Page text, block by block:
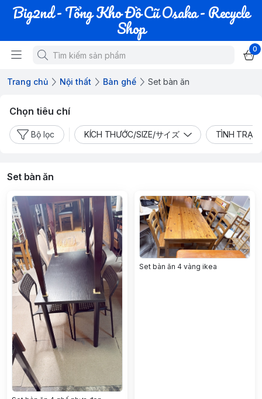
Big2nd - Tổng Kho Đồ Cũ Osaka - Recycle
Shop
0
Trang chủ Nội thất Bàn ghế Set bàn ăn
Chọn tiêu chí
Bộ lọc KÍCH THƯỚC/SIZE/サイズ TÌNH
Set bàn ăn
Set bàn ăn 4 vàng ikea